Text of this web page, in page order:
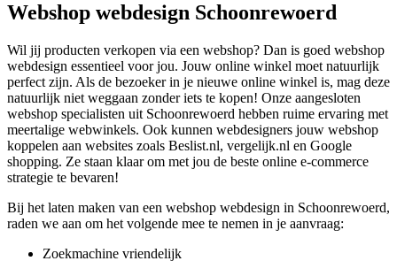
Webshop webdesign Schoonrewoerd
Wil jij producten verkopen via een webshop? Dan is goed webshop
webdesign essentieel voor jou. Jouw online winkel moet natuurlijk
perfect zijn. Als de bezoeker in je nieuwe online winkel is, mag deze
natuurlijk niet weggaan zonder iets te kopen! Onze aangesloten
webshop specialisten uit Schoonrewoerd hebben ruime ervaring met
meertalige webwinkels. Ook kunnen webdesigners jouw webshop
koppelen aan websites zoals Beslist.nl, vergelijk.nl en Google
shopping. Ze staan klaar om met jou de beste online e-commerce
strategie te bevaren!
Bij het laten maken van een webshop webdesign in Schoonrewoerd,
raden we aan om het volgende mee te nemen in je aanvraag:
Zoekmachine vriendelijk